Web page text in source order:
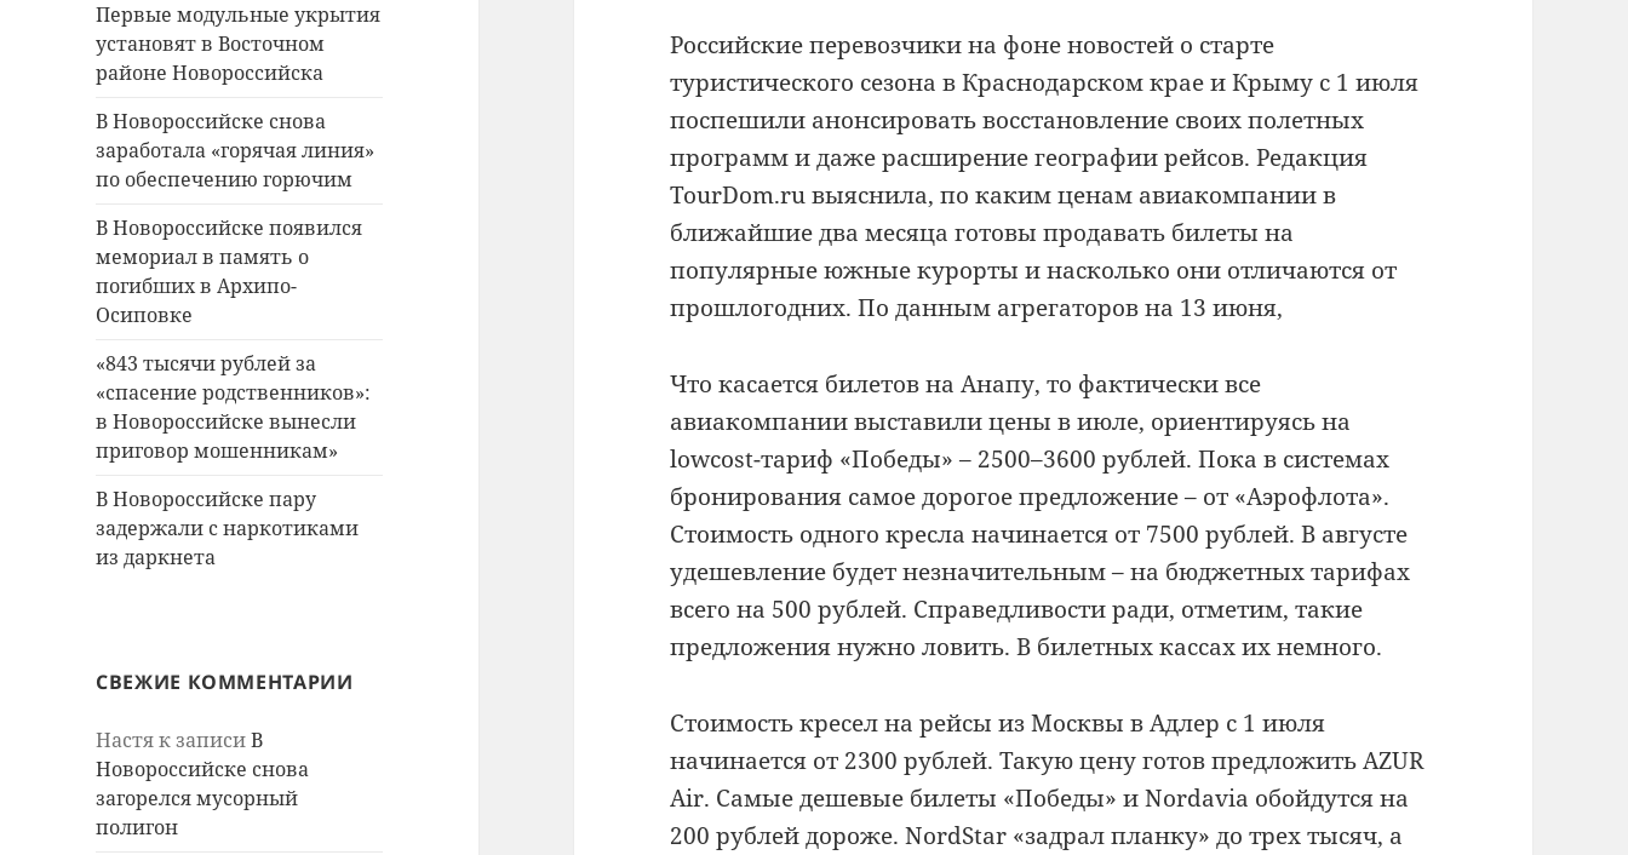
Первые модульные укрытия
установят в Восточном
районе Новороссийска
В Новороссийске снова
заработала «горячая линия»
по обеспечению горючим
В Новороссийске появился
мемориал в память о
погибших в Архипо-
Осиповке
«843 тысячи рублей за
«спасение родственников»:
в Новороссийске вынесли
приговор мошенникам»
В Новороссийске пару
задержали с наркотиками
из даркнета
СВЕЖИЕ КОММЕНТАРИИ
Настяк записиВ
Новороссийске снова
загорелся мусорный
полигон
Российские перевозчики на фоне новостей о старте
туристического сезона в Краснодарском крае и Крыму с 1 июля
поспешили анонсировать восстановление своих полетных
программ и даже расширение географии рейсов. Редакция
TourDom.ru выяснила, по каким ценам авиакомпании в
ближайшие два месяца готовы продавать билеты на
популярные южные курорты и насколько они отличаются от
прошлогодних. По данным агрегаторов на 13 июня,
Что касается билетов на Анапу, то фактически все
авиакомпании выставили цены в июле, ориентируясь на
lowcost-тариф «Победы» – 2500–3600 рублей. Пока в системах
бронирования самое дорогое предложение – от «Аэрофлота».
Стоимость одного кресла начинается от 7500 рублей. В августе
удешевление будет незначительным – на бюджетных тарифах
всего на 500 рублей. Справедливости ради, отметим, такие
предложения нужно ловить. В билетных кассах их немного.
Стоимость кресел на рейсы из Москвы в Адлер с 1 июля
начинается от 2300 рублей. Такую цену готов предложить AZUR
Air. Самые дешевые билеты «Победы» и Nordavia обойдутся на
200 рублей дороже. NordStar «задрал планку» до трех тысяч, а